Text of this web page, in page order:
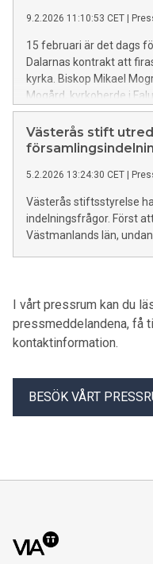
9.2.2026 11:10:53 CET |
15 februari är det dags
Dalarnas kontrakt att
kyrka. Biskop Mikael
Mogård, kyrkoherde i
Västerås stift
5.2.2026 13:24:30 CET |
Västerås stiftsstyrelse
indelningsfrågor. Först
Västmanlands län,
I vårt pressrum kan du
pressmeddelandena, få
kontaktinformation.
BESÖK VÅRT